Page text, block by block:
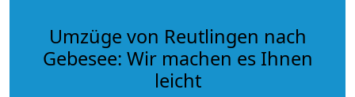
Umzüge von Reutlingen nach
Gebesee: Wir machen es Ihnen
leicht